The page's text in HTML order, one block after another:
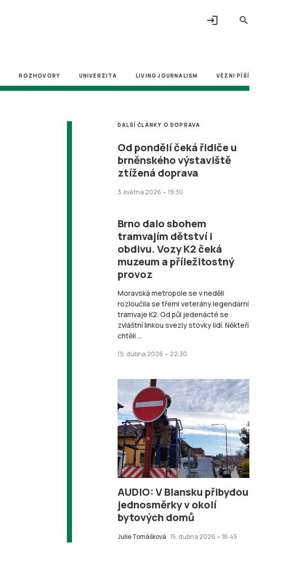
search
login
ROZHOVORY UNIVERZITA LIVING JOURNALISM VĚZNI PÍŠÍ
DALŠÍ ČLÁNKY O DOPRAVA
Od pondělí čeká řidiče u
brněnského výstaviště
ztížená doprava
3. května 2026 • 19:30
Brno dalo sbohem
tramvajím dětství i
obdivu. Vozy K2 čeká
muzeum a příležitostný
provoz
Moravská metropole se v neděli
rozloučila se třemi veterány legendární
tramvaje K2. Od půl jedenácté se
zvláštní linkou svezly stovky lidí. Někteří
chtěli ...
19. dubna 2026 • 22:30
AUDIO: V Blansku přibydou
jednosměrky v okolí
bytových domů
Julie Tomášková 15. dubna 2026 • 16:45